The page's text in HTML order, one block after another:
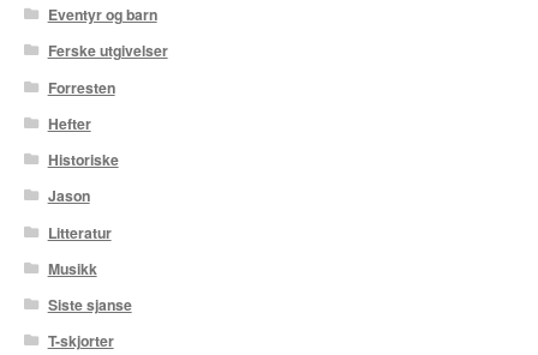
Manuele Fior
Martin Ernstsen
Max Estes
Odd Henning Skyllingstad
Ronny Haugeland
Eventyr og barn
Ferske utgivelser
Forresten
Hefter
Historiske
Jason
Litteratur
Musikk
Siste sjanse
T-skjorter